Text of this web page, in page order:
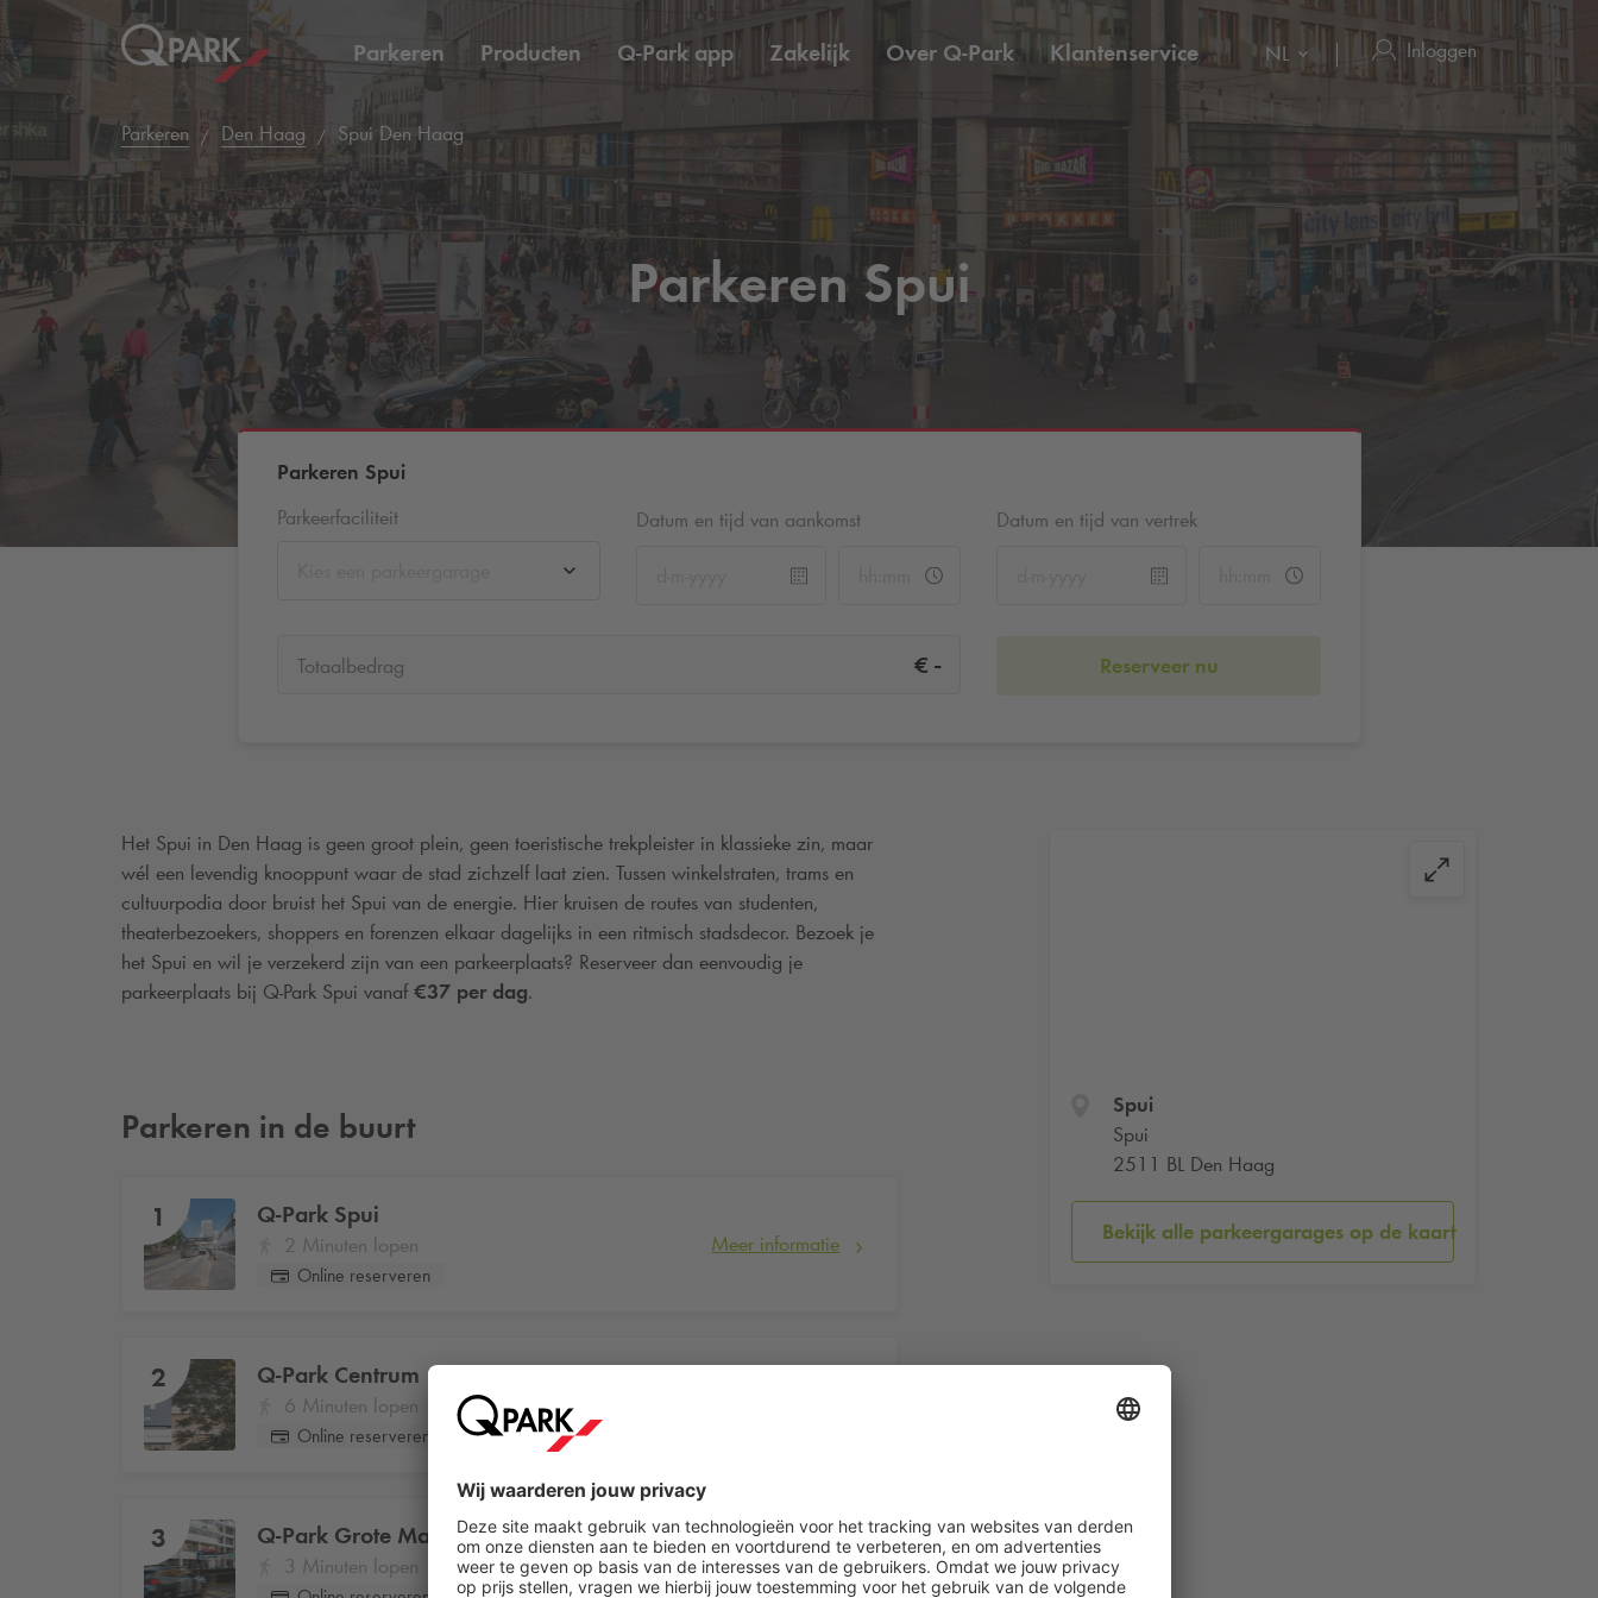
Parkeren Producten Q-Parkapp Zakelijk Over Q-Park Klantenservice NL Inloggen
Parkeren Den Haag Spui Den Haag
Parkeren Spui
Parkeren Spui
Parkeerfaciliteit
Datum en tijd van aankomst Datum en tijd van vertrek
Totaalbedrag € - Reserveer nu
Spui
Spui
2511 BL Den Haag
Bekijk alle parkeergarages op de kaart
Het Spui in Den Haag is geen groot plein, geen toeristische trekpleister in klassieke zin, maar
wél een levendig knooppunt waar de stad zichzelf laat zien. Tussen winkelstraten, trams en
cultuurpodia door bruist het Spui van de energie. Hier kruisen de routes van studenten,
theaterbezoekers, shoppers en forenzen elkaar dagelijks in een ritmisch stadsdecor. Bezoek je
het Spui en wil je verzekerd zijn van een parkeerplaats? Reserveer dan eenvoudig je
parkeerplaats bij Q-Park Spui vanaf€37 per dag.
Parkeren in de buurt
1 Q-Park Spui
2 Minuten lopen
Online reserveren
Meer informatie
2 Q-Park Centrum
6 Minuten lopen
Online reserveren
3 Q-Park Grote Markt
3 Minuten lopen Meer informatie